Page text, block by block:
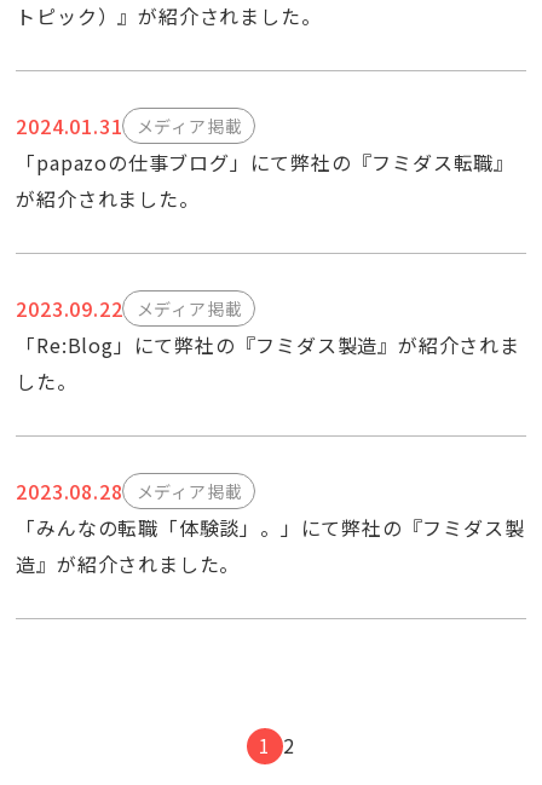
トピック）』が紹介されました。
2024.01.31 メディア掲載
「papazoの仕事ブログ」にて弊社の『フミダス転職』
が紹介されました。
2023.09.22 メディア掲載
「Re:Blog」にて弊社の『フミダス製造』が紹介されま
した。
2023.08.28 メディア掲載
「みんなの転職「体験談」。」にて弊社の『フミダス製
造』が紹介されました。
1 2